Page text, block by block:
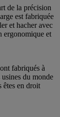
de la précision
est fabriquée
et hacher avec
ergonomique et
fabriqués à
du monde
êtes en droit